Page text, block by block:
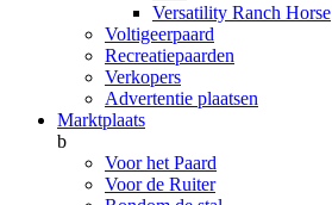
Versatility Ranch Horse
Voltigeerpaard
Recreatiepaarden
Verkopers
Advertentie plaatsen
Marktplaats
b
Voor het Paard
Voor de Ruiter